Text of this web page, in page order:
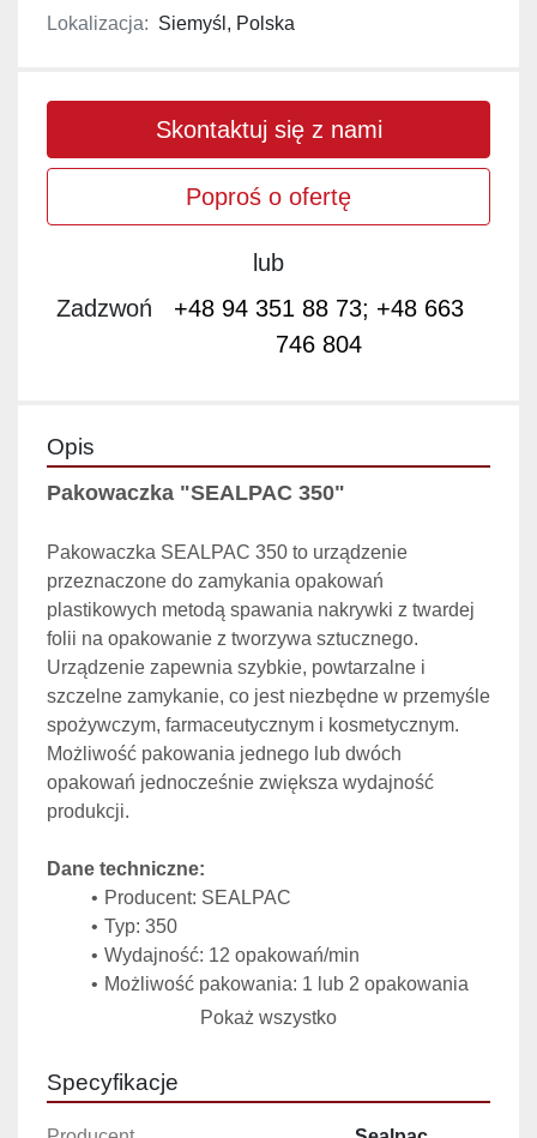
Lokalizacja: Siemyśl, Polska
Skontaktuj się z nami
Poproś o ofertę
lub
Zadzwoń
+48 94 351 88 73; +48 663
746 804
Opis
Pakowaczka "SEALPAC 350"
Pakowaczka SEALPAC 350 to urządzenie
przeznaczone do zamykania opakowań
plastikowych metodą spawania nakrywki z twardej
folii na opakowanie z tworzywa sztucznego.
Urządzenie zapewnia szybkie, powtarzalne i
szczelne zamykanie, co jest niezbędne w przemyśle
spożywczym, farmaceutycznym i kosmetycznym.
Możliwość pakowania jednego lub dwóch
opakowań jednocześnie zwiększa wydajność
produkcji.
Dane techniczne:
Producent: SEALPAC
Typ: 350
Wydajność: 12 opakowań/min
Możliwość pakowania: 1 lub 2 opakowania
jednocześnie
przekrój wewnętrzny Ø: 130 mm
przekrój zewnętrzny Ø: 160 mm
Wymiary formy:
Pokaż wszystko
Specyfikacje